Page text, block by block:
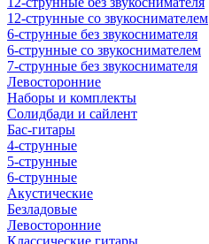
12-струнные со звукоснимателем
6-струнные без звукоснимателя
6-струнные со звукоснимателем
7-струнные без звукоснимателя
Левосторонние
Наборы и комплекты
Солидбади и сайлент
Бас-гитары
4-струнные
5-струнные
6-струнные
Акустические
Безладовые
Левосторонние
Классические гитары